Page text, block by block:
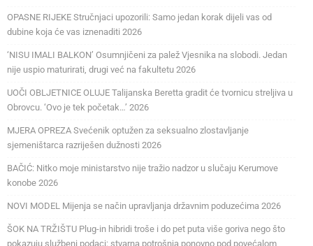
OPASNE RIJEKE Stručnjaci upozorili: Samo jedan korak dijeli vas od
dubine koja će vas iznenaditi 2026
‘NISU IMALI BALKON’ Osumnjičeni za palež Vjesnika na slobodi. Jedan
nije uspio maturirati, drugi već na fakultetu 2026
UOČI OBLJETNICE OLUJE Talijanska Beretta gradit će tvornicu streljiva u
Obrovcu. ‘Ovo je tek početak…’ 2026
MJERA OPREZA Svećenik optužen za seksualno zlostavljanje
sjemeništarca razriješen dužnosti 2026
BAČIĆ: Nitko moje ministarstvo nije tražio nadzor u slučaju Kerumove
konobe 2026
NOVI MODEL Mijenja se način upravljanja državnim poduzećima 2026
ŠOK NA TRŽIŠTU Plug-in hibridi troše i do pet puta više goriva nego što
pokazuju službeni podaci: stvarna potrošnja ponovno pod povećalom